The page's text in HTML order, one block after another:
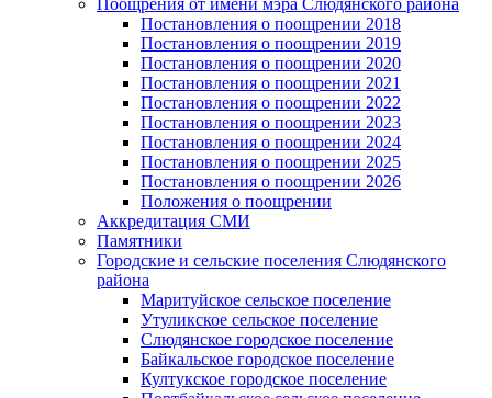
Поощрения от имени мэра Слюдянского района
Постановления о поощрении 2018
Постановления о поощрении 2019
Постановления о поощрении 2020
Постановления о поощрении 2021
Постановления о поощрении 2022
Постановления о поощрении 2023
Постановления о поощрении 2024
Постановления о поощрении 2025
Постановления о поощрении 2026
Положения о поощрении
Аккредитация СМИ
Памятники
Городские и сельские поселения Слюдянского
района
Маритуйское сельское поселение
Утуликское сельское поселение
Слюдянское городское поселение
Байкальское городское поселение
Култукское городское поселение